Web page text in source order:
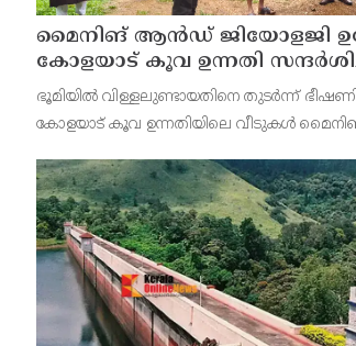
മൈനിങ് ആൻഡ്​ ജിയോളജി
കോളയാട് കൂവ ഉന്നതി
ഭൂമിയിൽ വിള്ളലുണ്ടായതിനെ തുടർന്ന്
കോളയാട് കൂവ ഉന്നതിയിലെ വീടുകൾ
കുടുംബാംഗങ്ങളെ മാറ്റിപ്പാർപ്പിക്കുന്നതിന്
സ്വീകരിക്കണമ